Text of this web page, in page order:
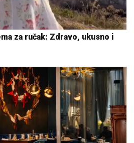
za ručak: Zdravo, ukusno i